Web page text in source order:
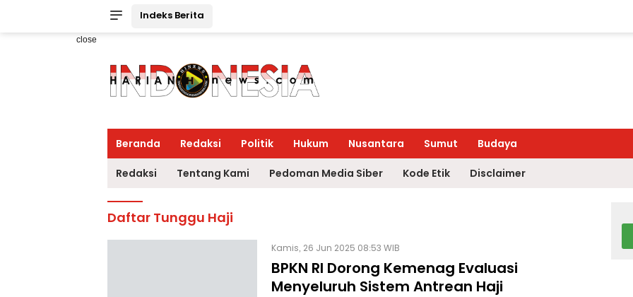
Indeks Berita
close
Beranda Redaksi Politik Hukum Nusantara Sumut Budaya
Redaksi Tentang Kami Pedoman Media Siber Kode Etik Disclaimer
Daftar Tunggu Haji
Kamis, 26 Jun 2025 08:53 WIB
BPKN RI Dorong Kemenag Evaluasi
Menyeluruh Sistem Antrean Haji